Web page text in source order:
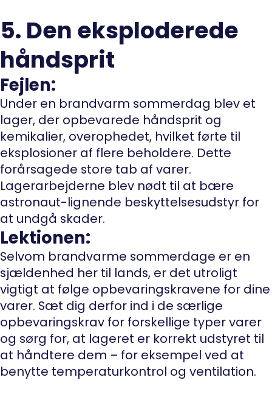
5. Den eksploderede
håndsprit
Fejlen:
Under en brandvarm sommerdag blev et
lager, der opbevarede håndsprit og
kemikalier, overophedet, hvilket førte til
eksplosioner af flere beholdere. Dette
forårsagede store tab af varer.
Lagerarbejderne blev nødt til at bære
astronaut-lignende beskyttelsesudstyr for
at undgå skader.
Lektionen:
Selvom brandvarme sommerdage er en
sjældenhed her til lands, er det utroligt
vigtigt at følge opbevaringskravene for dine
varer. Sæt dig derfor ind i de særlige
opbevaringskrav for forskellige typer varer
og sørg for, at lageret er korrekt udstyret til
at håndtere dem – for eksempel ved at
benytte temperaturkontrol og ventilation.